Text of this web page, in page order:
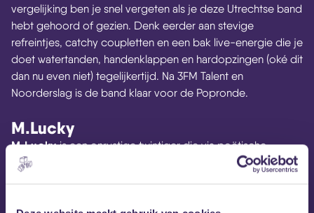
vergelijking ben je snel vergeten als je deze Utrechtse band
hebt gehoord of gezien. Denk eerder aan stevige
refreintjes, catchy coupletten en een bak live-energie die je
doet watertanden, handenklappen en hardopzingen (oké dit
dan nu even niet) tegelijkertijd. Na 3FM Talent en
Noorderslag is de band klaar voor de Popronde.
M.Lucky
M.Luckyis een onrustige twintiger die via poëtische
popsongs haar warme, rauwe stemgeluid laat dansen over